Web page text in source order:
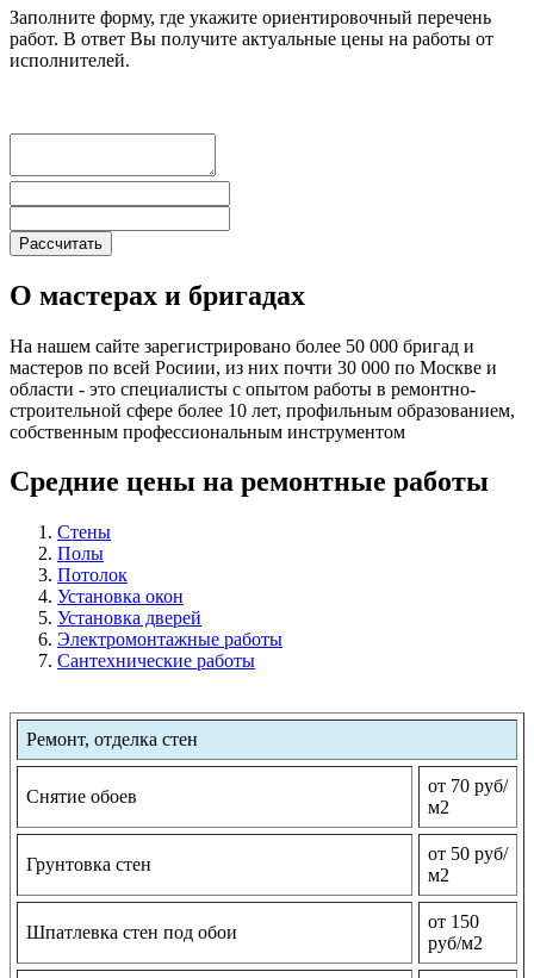
Заполните форму, где укажите ориентировочный перечень
работ. В ответ Вы получите актуальные цены на работы от
исполнителей.
О мастерах и бригадах
На нашем сайте зарегистрировано более 50 000 бригад и
мастеров по всей Росиии, из них почти 30 000 по Москве и
области - это специалисты с опытом работы в ремонтно-
строительной сфере более 10 лет, профильным образованием,
собственным профессиональным инструментом
Средние цены на ремонтные работы
Стены
Полы
Потолок
Установка окон
Установка дверей
Электромонтажные работы
Сантехнические работы
Ремонт, отделка стен
Снятие обоев
от 70 руб/
м2
Грунтовка стен
от 50 руб/
м2
Шпатлевка стен под обои
от 150
руб/м2